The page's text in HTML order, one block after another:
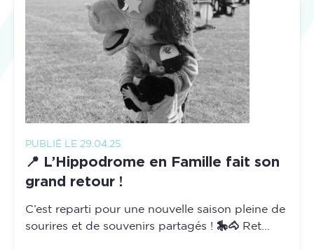
PUBLIÉ LE 29.04.25
📍 L’Hippodrome en Famille fait son
grand retour !
C’est reparti pour une nouvelle saison pleine de
sourires et de souvenirs partagés ! 🎠🐴 Ret...